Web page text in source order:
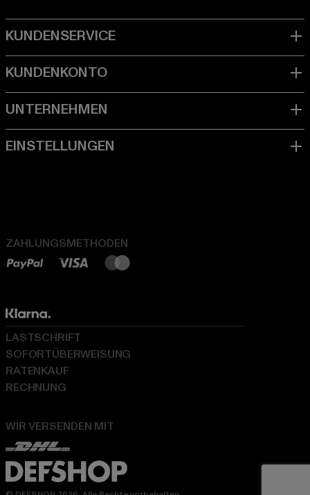
ZAHLUNGSMETHODEN
WIR VERSENDEN MIT
LASTSCHRIFT
SOFORTÜBERWEISUNG
RATENKAUF
RECHNUNG